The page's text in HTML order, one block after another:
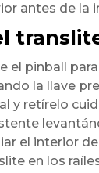
antes de la
el pinball
la llave
y retírelo
el interior
en los